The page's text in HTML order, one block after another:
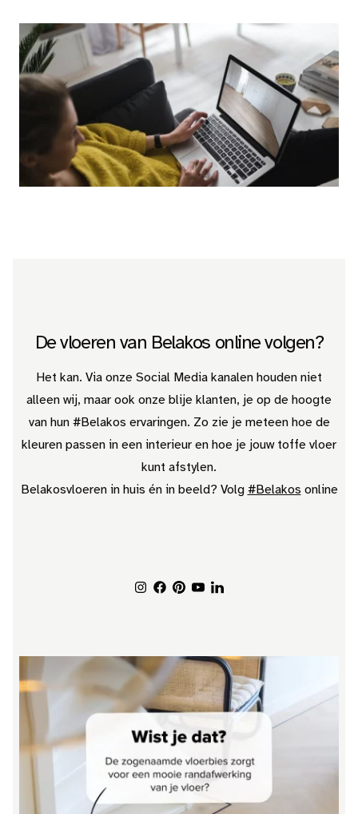
Over de vloer bij ...
Roomvisualisatie
Nieuws
Dealer login
Zoeken op deze website
De vloeren van Belakos online volgen?
Het kan. Via onze Social Media kanalen houden niet
alleen wij, maar ook onze blije klanten, je op de hoogte
van hun #Belakos ervaringen. Zo zie je meteen hoe de
kleuren passen in een interieur en hoe je jouw toffe vloer
kunt afstylen.
Belakosvloeren in huis én in beeld? Volg #Belakos online